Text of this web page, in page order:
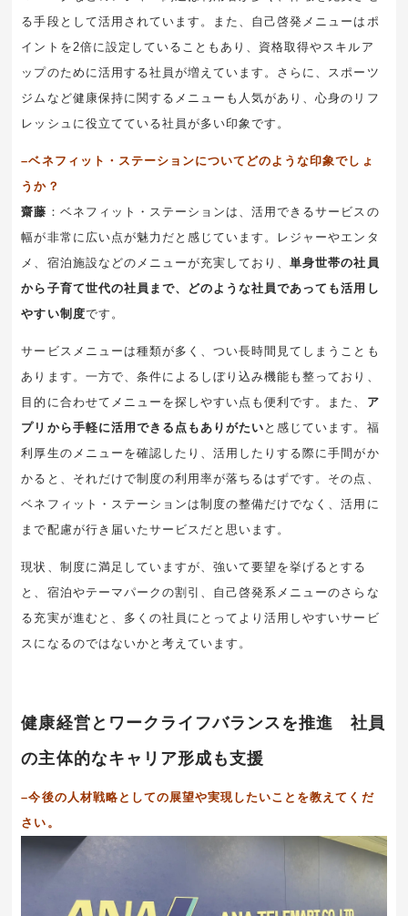
る手段として活用されています。また、自己啓発メニューはポ
イントを2倍に設定していることもあり、資格取得やスキルア
ップのために活用する社員が増えています。さらに、スポーツ
ジムなど健康保持に関するメニューも人気があり、心身のリフ
レッシュに役立てている社員が多い印象です。
–ベネフィット・ステーションについてどのような印象でしょ
うか？
齋藤 ：ベネフィット・ステーションは、活用できるサービスの
幅が非常に広い点が魅力だと感じています。レジャーやエンタ
メ、宿泊施設などのメニューが充実しており、単身世帯の社員
から子育て世代の社員まで、どのような社員であっても活用し
やすい制度です。
サービスメニューは種類が多く、つい長時間見てしまうことも
あります。一方で、条件によるしぼり込み機能も整っており、
目的に合わせてメニューを探しやすい点も便利です。また、 ア
プリから手軽に活用できる点もありがたい と感じています。福
利厚生のメニューを確認したり、活用したりする際に手間がか
かると、それだけで制度の利用率が落ちるはずです。その点、
ベネフィット・ステーションは制度の整備だけでなく、活用に
まで配慮が行き届いたサービスだと思います。
現状、制度に満足していますが、強いて要望を挙げるとする
と、宿泊やテーマパークの割引、自己啓発系メニューのさらな
る充実が進むと、多くの社員にとってより活用しやすいサービ
スになるのではないかと考えています。
健康経営とワークライフバランスを推進 社員
の主体的なキャリア形成も支援
–今後の人材戦略としての展望や実現したいことを教えてくだ
さい。